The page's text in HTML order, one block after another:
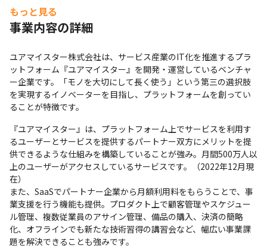
すMTGもあります
・直接顔を見てコミュニケーションをとりたい場合は、オ
フィスに集まることがあります
・日本国内であれば基本リモートでの勤務が可能で、エン
ジニアメンバーの月の平均出社日数は1.8日です
■ 開発の特徴
変化に強いシステム/チームを実現するため、新規システ
ム開発から採用技術を変更しはじめています。
・サーバレスアーキテクチャ
インフラコストの最適化を狙い、EC2などの仮想サーバか
らサーバレスアーキテクチャへの切り替えを進めていま
す。
・主要言語フレームワークの変更
PHP、CakePHP、Ruby、Ruby on RailsからVue.js、
TypeScriptへ変更を進めています。
マーケ・データ分析ツール
Google Optimize
支給PC
希望のPCスペック支給しています。
もっと見る
事業内容の詳細
ユアマイスター株式会社は、サービス産業のIT化を推進するプラ
ットフォーム『ユアマイスター』を開発・運営しているベンチャ
ー企業です。「モノを大切にして長く使う」という第三の選択肢
を実現するイノベーターを目指し、プラットフォームを創ってい
ることが特徴です。
『ユアマイスター』は、プラットフォーム上でサービスを利用す
るユーザーとサービスを提供するパートナー双方にメリットを提
供できるような仕組みを構築していることが強み。月間500万人以
上のユーザーがアクセスしているサービスです。（2022年12月現
在）
また、SaaSでパートナー企業から月額利用料をもらうことで、事
業支援を行う機能も提供。プロダクト上で顧客管理やスケジュー
ル管理、複数従業員のアサイン管理、備品の購入、決済の簡略
化、オフラインでも新たな技術習得の講習会など、幅広い事業課
題を解決できることも強みです。